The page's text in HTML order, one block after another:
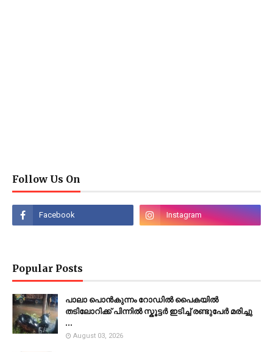
Follow Us On
Popular Posts
പാലാ പൊൻകുന്നം റോഡിൽ പൈകയിൽ
തടിലോറിക്ക് പിന്നിൽ സ്കൂട്ടർ ഇടിച്ച് രണ്ടുപേർ മരിച്ചു
...
August 03, 2026